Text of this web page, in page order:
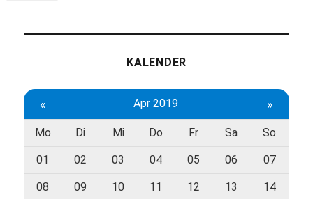
KALENDER
« Apr 2019 »
Mo Di Mi Do Fr Sa So
01 02 03 04 05 06 07
08 09 10 11 12 13 14